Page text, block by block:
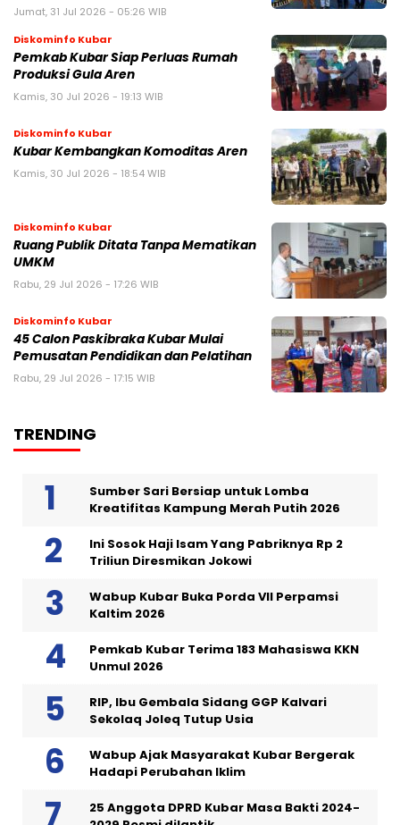
Jumat, 31 Jul 2026 - 05:26 WIB
Diskominfo Kubar
Pemkab Kubar Siap Perluas Rumah
Produksi Gula Aren
Kamis, 30 Jul 2026 - 19:13 WIB
Diskominfo Kubar
Kubar Kembangkan Komoditas Aren
Kamis, 30 Jul 2026 - 18:54 WIB
Diskominfo Kubar
Ruang Publik Ditata Tanpa Mematikan
UMKM
Rabu, 29 Jul 2026 - 17:26 WIB
Diskominfo Kubar
45 Calon Paskibraka Kubar Mulai
Pemusatan Pendidikan dan Pelatihan
Rabu, 29 Jul 2026 - 17:15 WIB
TRENDING
Sumber Sari Bersiap untuk Lomba
Kreatifitas Kampung Merah Putih 2026
Ini Sosok Haji Isam Yang Pabriknya Rp 2
Triliun Diresmikan Jokowi
Wabup Kubar Buka Porda VII Perpamsi
Kaltim 2026
Pemkab Kubar Terima 183 Mahasiswa KKN
Unmul 2026
RIP, Ibu Gembala Sidang GGP Kalvari
Sekolaq Joleq Tutup Usia
Wabup Ajak Masyarakat Kubar Bergerak
Hadapi Perubahan Iklim
25 Anggota DPRD Kubar Masa Bakti 2024-